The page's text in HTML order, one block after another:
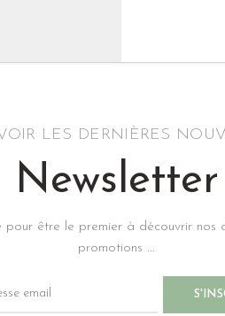
LES DERNIÈRES
Newsletter
pour être le premier à découvrir nos
promotions ...